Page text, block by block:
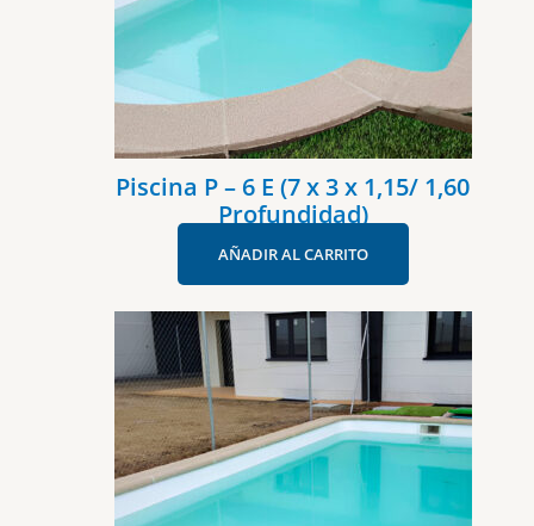
Piscina P – 6 E (7 x 3 x 1,15/ 1,60
Profundidad)
AÑADIR AL CARRITO